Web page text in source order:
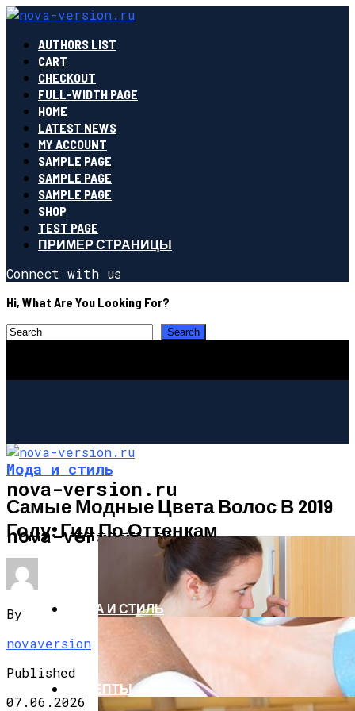
AUTHORS LIST
CART
CHECKOUT
FULL-WIDTH PAGE
HOME
LATEST NEWS
MY ACCOUNT
SAMPLE PAGE
SAMPLE PAGE
SAMPLE PAGE
SHOP
TEST PAGE
ПРИМЕР СТРАНИЦЫ
Connect with us
Hi, What Are You Looking For?
nova-version.ru
nova-version.ru
ИНТЕРЕСНОЕ И ПОЗНАВАТЕЛЬНОЕ
МОДА И СТИЛЬ
РЕЦЕПТЫ
Мода и стиль
Самые Модные Цвета Волос В 2019
Году: Гид По Оттенкам
By
novaversion
Published
07.06.2026